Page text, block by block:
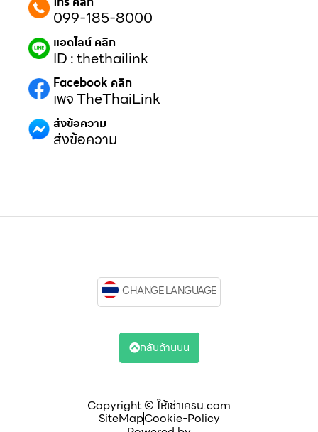
099-185-8000
แอดไลน์ คลิก
ID : thethailink
Facebook คลิก
เพจ TheThaiLink
ส่งข้อความ
ส่งข้อความ
Copyright © ให้เช่าเครน.com
SiteMapCookie-Policy
CHANGE LANGUAGE
กลับด้านบน